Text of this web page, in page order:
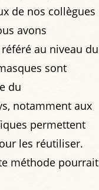
de nos collègues
avons
au niveau du
sont
du
notamment aux
permettent
les réutiliser.
méthode pourrait